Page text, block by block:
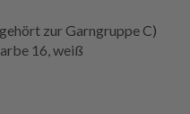
zur Garngruppe C)
16, weiß